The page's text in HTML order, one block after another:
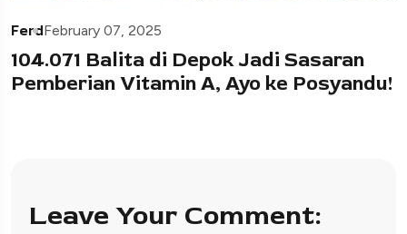
FerdFebruary 07, 2025
104.071 Balita di Depok Jadi Sasaran
Pemberian Vitamin A, Ayo ke Posyandu!
Leave Your Comment: